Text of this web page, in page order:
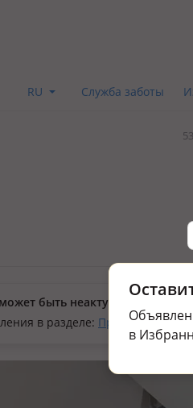
RU Служба заботы
в
быть неактуальным.
в разделе: Продажа домов